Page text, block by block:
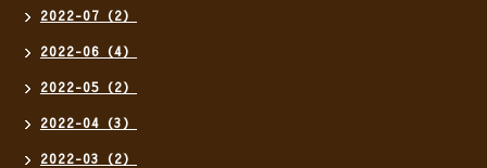
2022-07（2）
2022-06（4）
2022-05（2）
2022-04（3）
2022-03（2）